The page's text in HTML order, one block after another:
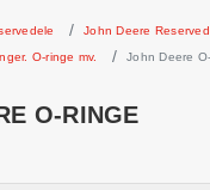
John Deere
O-ringe mv.
John Deere
O-RINGE